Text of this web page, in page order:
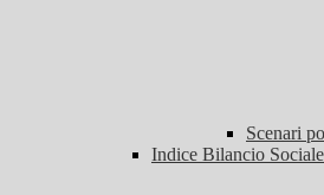
Scenari
Indice Bilancio